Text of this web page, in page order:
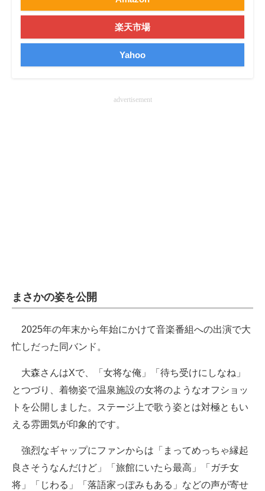
企業向けIT製品の総合サイト
IT製品の技術・比較・事例
製造業のIT導入・活用を支援
楽天市場
Yahoo
advertisement
まさかの姿を公開
2025年の年末から年始にかけて音楽番組への出演で大
忙しだった同バンド。
大森さんはXで、「女将な俺」「待ち受けにしなね」
とつづり、着物姿で温泉施設の女将のようなオフショッ
トを公開しました。ステージ上で歌う姿とは対極ともい
える雰囲気が印象的です。
強烈なギャップにファンからは「まってめっちゃ縁起
良さそうなんだけど」「旅館にいたら最高」「ガチ女
将」「じわる」「落語家っぽみもある」などの声が寄せ